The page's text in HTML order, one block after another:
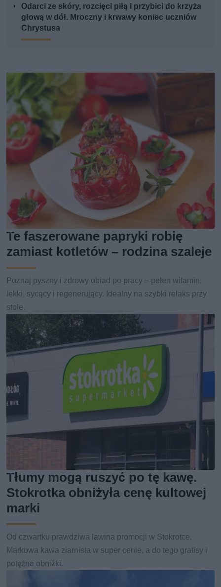
Odarci ze skóry, rozcięci piłą i przybici do krzyża
głową w dół. Mroczny i krwawy koniec uczniów
Chrystusa
Te faszerowane papryki robię
zamiast kotletów – rodzina szaleje
Poznaj pyszny i zdrowy obiad po pracy – pełen witamin,
lekki, sycący i regenerujący. Idealny na szybki relaks przy
stole.
Tłumy mogą ruszyć po tę kawę.
Stokrotka obniżyła cenę kultowej
marki
Od czwartku prawdziwa lawina promocji w Stokrotce.
Markowa kawa ziarnista w super cenie, a do tego gratisy i
potężne obniżki.